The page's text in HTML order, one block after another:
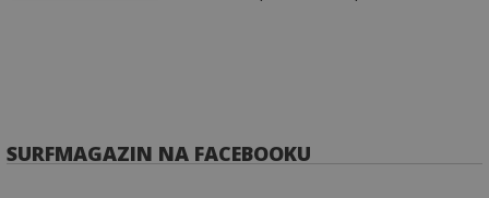
SURFMAGAZIN NA FACEBOOKU